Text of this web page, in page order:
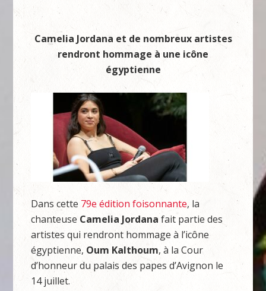
Camelia Jordana et de nombreux artistes
rendront hommage à une icône
égyptienne
Dans cette 79e édition foisonnante, la
chanteuse Camelia Jordana fait partie des
artistes qui rendront hommage à l’icône
égyptienne, Oum Kalthoum, à la Cour
d’honneur du palais des papes d’Avignon le
14 juillet.